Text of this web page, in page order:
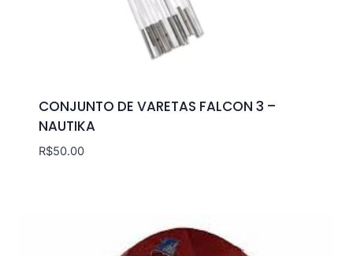
CONJUNTO DE VARETAS FALCON 3 –
NAUTIKA
R$50.00